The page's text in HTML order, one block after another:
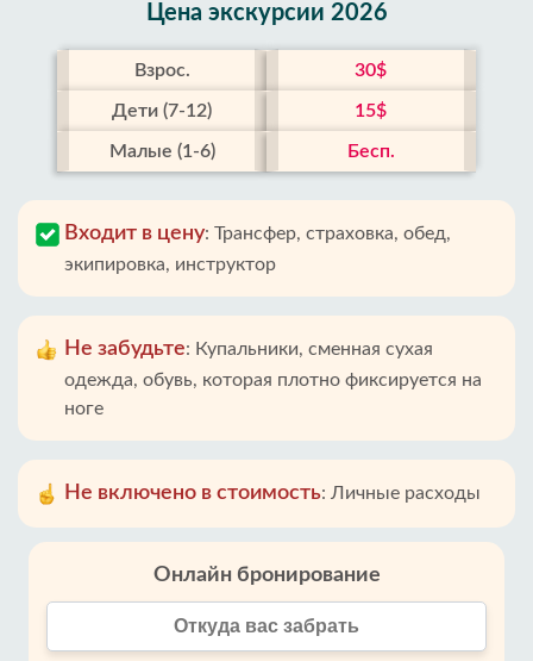
Цена экскурсии 2026
Взрос. 30$
Дети (7-12) 15$
Малые (1-6) Бесп.
Входит в цену: Трансфер, страховка, обед,
экипировка, инструктор
Не забудьте: Купальники, сменная сухая
одежда, обувь, которая плотно фиксируется на
ноге
Не включено в стоимость: Личные расходы
Онлайн бронирование